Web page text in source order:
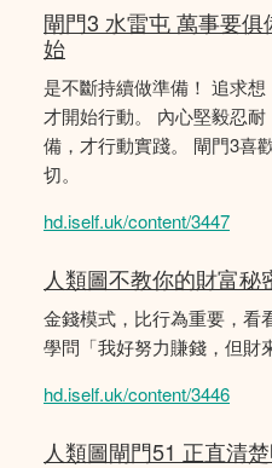
閘門3 水雷屯 萬事要
始
是不斷持續做準備！ 追求想
才開始行動。 內心堅毅忍
備，才行動實踐。 閘門3喜
切。
hd.iself.uk/content/3447
人類圖不教你的財富秘
金錢模式，比行為重要，看
學問「我好努力賺錢，但財
hd.iself.uk/content/3446
人類圖閘門51 正直清